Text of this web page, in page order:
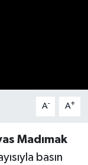
A- A+
Madımak
basın